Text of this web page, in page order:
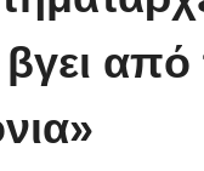
από